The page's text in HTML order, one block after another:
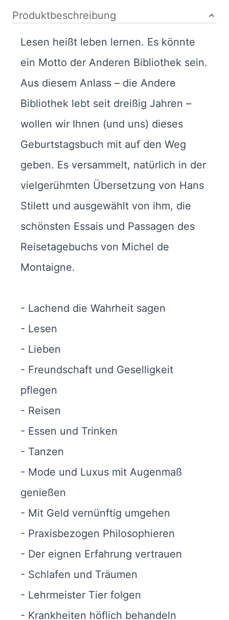
Produktbeschreibung
Lesen heißt leben lernen. Es könnte
ein Motto der Anderen Bibliothek sein.
Aus diesem Anlass – die Andere
Bibliothek lebt seit dreißig Jahren –
wollen wir Ihnen (und uns) dieses
Geburtstagsbuch mit auf den Weg
geben. Es versammelt, natürlich in der
vielgerühmten Übersetzung von Hans
Stilett und ausgewählt von ihm, die
schönsten Essais und Passagen des
Reisetagebuchs von Michel de
Montaigne.
- Lachend die Wahrheit sagen
- Lesen
- Lieben
- Freundschaft und Geselligkeit
pflegen
- Reisen
- Essen und Trinken
- Tanzen
- Mode und Luxus mit Augenmaß
genießen
- Mit Geld vernünftig umgehen
- Praxisbezogen Philosophieren
- Der eignen Erfahrung vertrauen
- Schlafen und Träumen
- Lehrmeister Tier folgen
- Krankheiten höflich behandeln